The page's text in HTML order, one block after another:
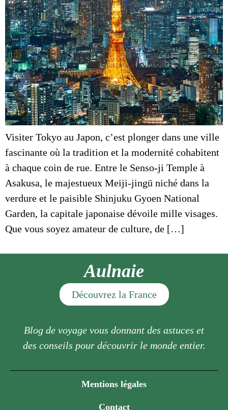
Visiter Tokyo au Japon, c’est plonger dans une ville
fascinante où la tradition et la modernité cohabitent
à chaque coin de rue. Entre le Senso-ji Temple à
Asakusa, le majestueux Meiji-jingū niché dans la
verdure et le paisible Shinjuku Gyoen National
Garden, la capitale japonaise dévoile mille visages.
Que vous soyez amateur de culture, de […]
Aulnaie
Découvrez la France
Blog de voyage vous donnant des astuces et
des conseils pour découvrir le monde entier.
Mentions légales
Contact